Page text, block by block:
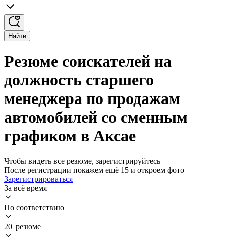
Найти
Резюме соискателей на
должность старшего
менеджера по продажам
автомобилей со сменным
графиком в Аксае
Чтобы видеть все резюме, зарегистрируйтесь
После регистрации покажем ещё 15 и откроем фото
Зарегистрироваться
За всё время
По соответствию
20 резюме